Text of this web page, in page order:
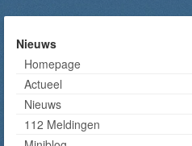
Nieuws
Homepage
Actueel
Nieuws
112 Meldingen